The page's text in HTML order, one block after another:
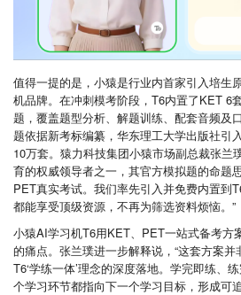
值得一提的是，小猿是行业内首家引入培生
机品牌。在冲刺模考阶段，T6内置了KET 6
题，覆盖题型分析、解题训练、配套音频及
题依据新考标编纂，华东理工大学出版社引
10万套。猿力科技集团小猿市场副总裁张兰
育的权威领导者之一，其官方模拟题的命题
PET真实考试。我们率先引入并免费内置到
都能享受顶级资源，不再为筛选资料烦恼。”
小猿AI学习机T6用KET、PET一站式备考方
的痛点。张兰璞进一步解释说，“这套方案
T6‘学练一体’理念的深度落地。学完即练
个学习环节都指向下一个学习目标，形成可